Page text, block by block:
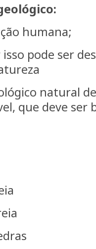
humana;
pode ser
natural
que deve ser